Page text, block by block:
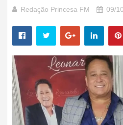
Redação Princesa FM 09/